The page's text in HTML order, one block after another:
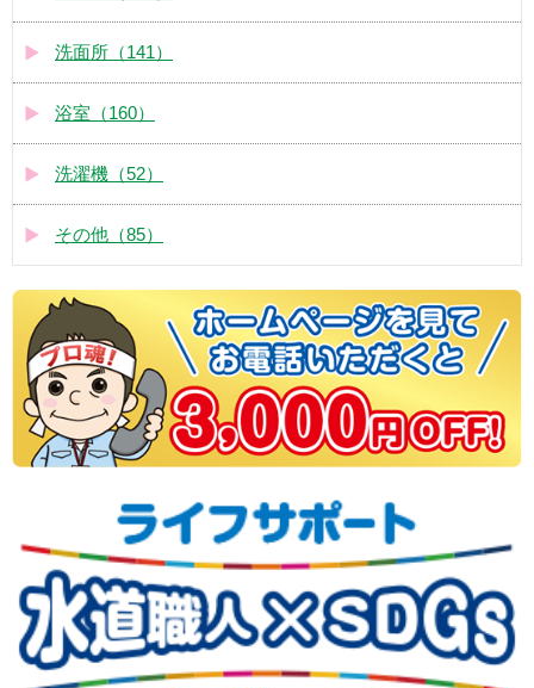
洗面所（141）
浴室（160）
洗濯機（52）
その他（85）